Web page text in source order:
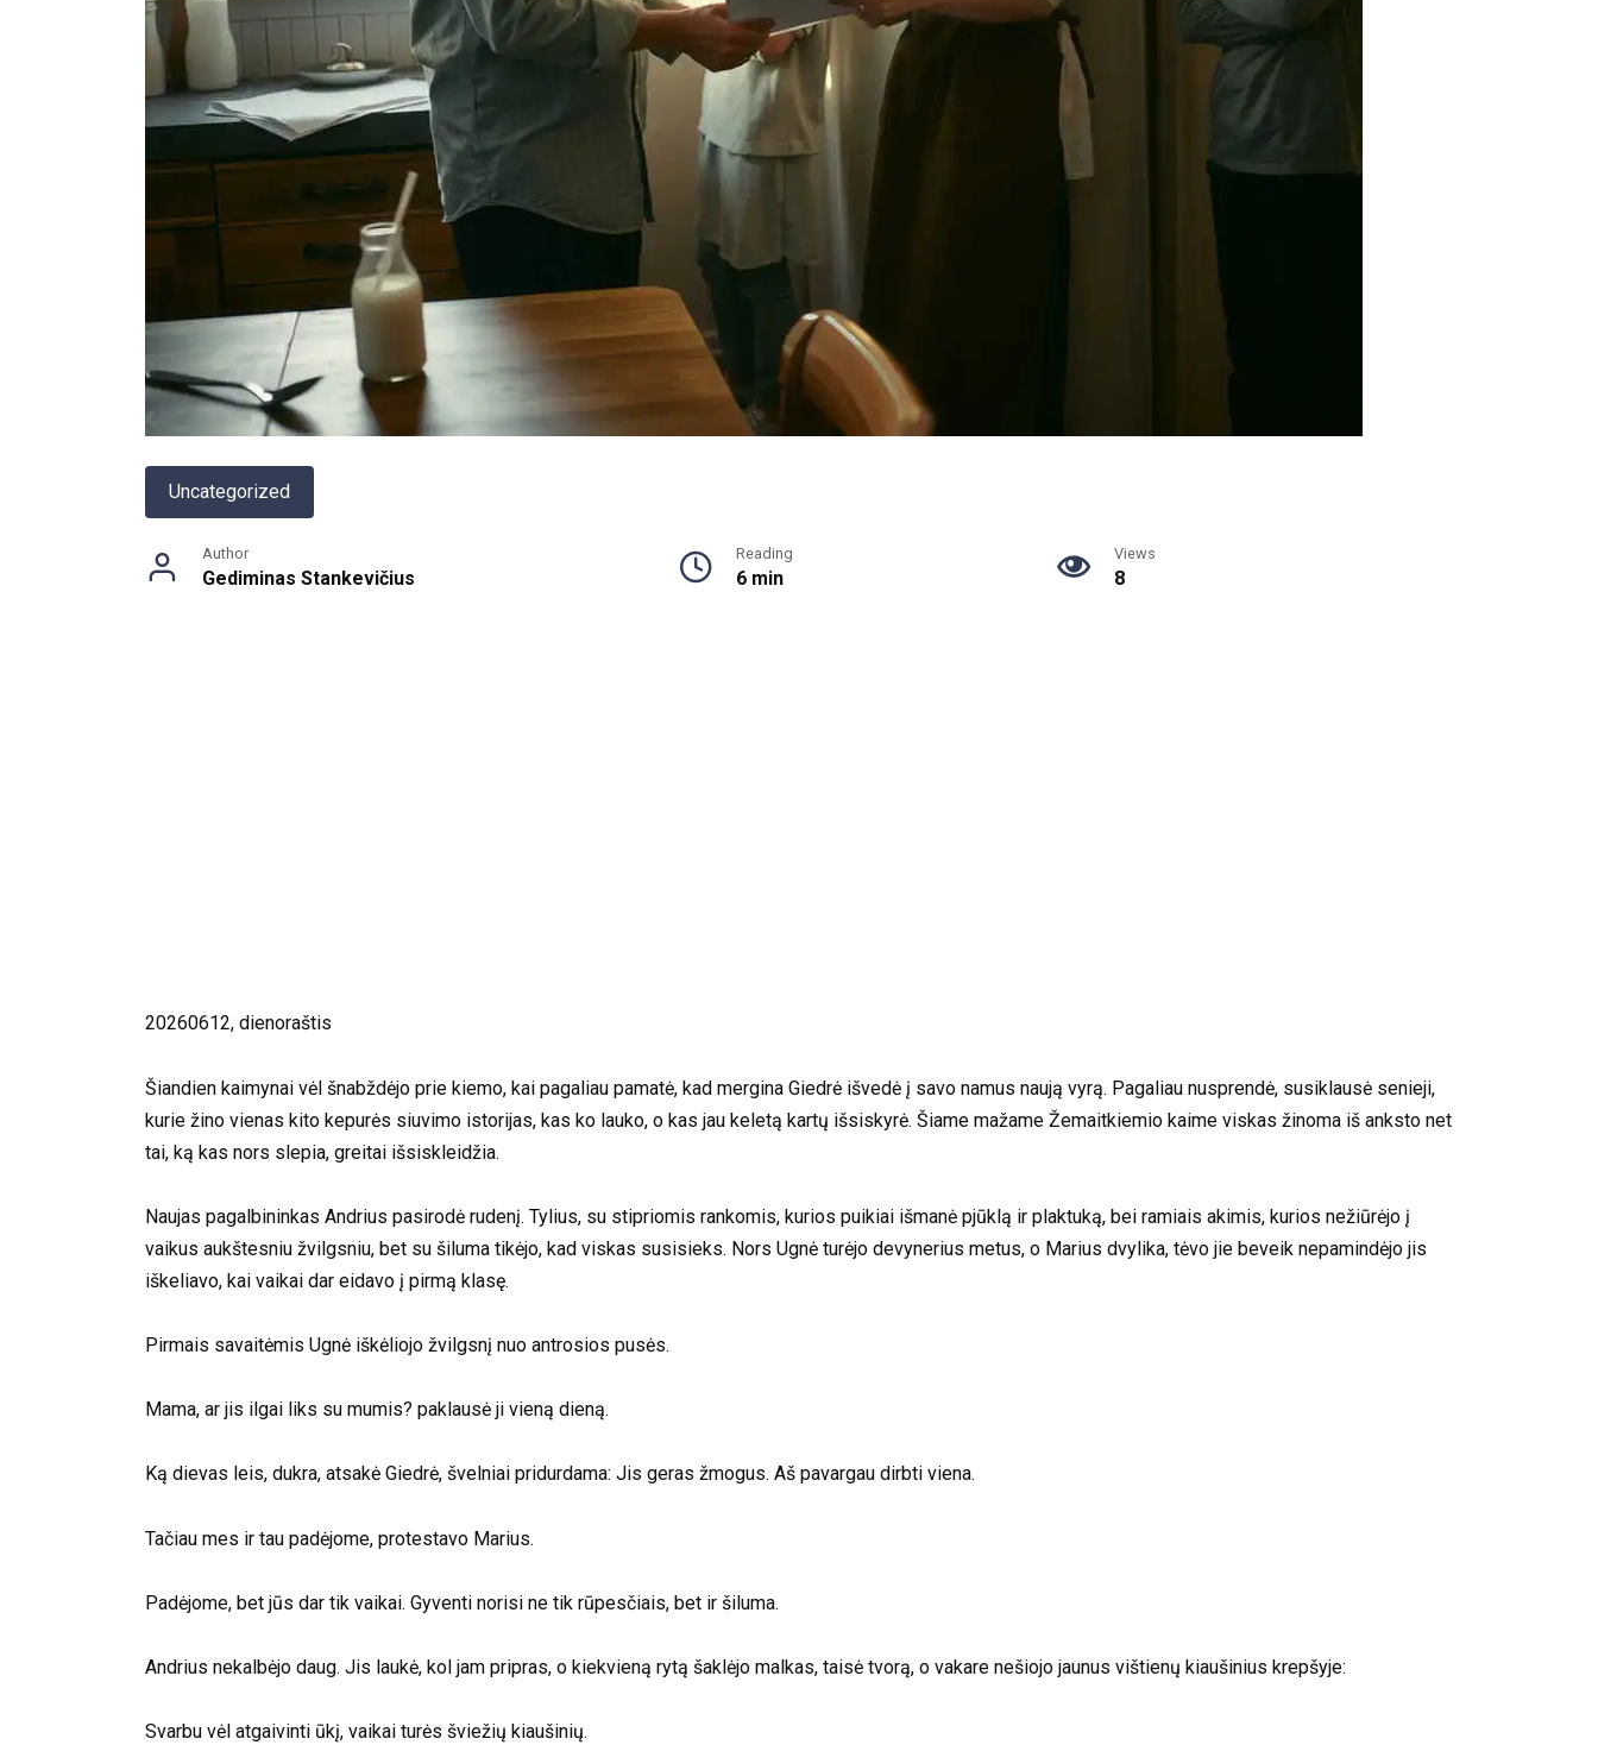
Uncategorized
Author
Gediminas Stankevičius
Reading
6 min
Views
8
20260612, dienoraštis
Šiandien kaimynai vėl šnabždėjo prie kiemo, kai pagaliau pamatė, kad mergina Giedrė išvedė į savo namus naują vyrą. Pagaliau nusprendė, susiklausė senieji,
kurie žino vienas kito kepurės siuvimo istorijas, kas ko lauko, o kas jau keletą kartų išsiskyrė. Šiame mažame Žemaitkiemio kaime viskas žinoma iš anksto net
tai, ką kas nors slepia, greitai išsiskleidžia.
Naujas pagalbininkas Andrius pasirodė rudenį. Tylius, su stipriomis rankomis, kurios puikiai išmanė pjūklą ir plaktuką, bei ramiais akimis, kurios nežiūrėjo į
vaikus aukštesniu žvilgsniu, bet su šiluma tikėjo, kad viskas susisieks. Nors Ugnė turėjo devynerius metus, o Marius dvylika, tėvo jie beveik nepamindėjo jis
iškeliavo, kai vaikai dar eidavo į pirmą klasę.
Pirmais savaitėmis Ugnė iškėliojo žvilgsnį nuo antrosios pusės.
Mama, ar jis ilgai liks su mumis? paklausė ji vieną dieną.
Ką dievas leis, dukra, atsakė Giedrė, švelniai pridurdama: Jis geras žmogus. Aš pavargau dirbti viena.
Tačiau mes ir tau padėjome, protestavo Marius.
Padėjome, bet jūs dar tik vaikai. Gyventi norisi ne tik rūpesčiais, bet ir šiluma.
Andrius nekalbėjo daug. Jis laukė, kol jam pripras, o kiekvieną rytą šaklėjo malkas, taisė tvorą, o vakare nešiojo jaunus vištienų kiaušinius krepšyje:
Svarbu vėl atgaivinti ūkį, vaikai turės šviežių kiaušinių.